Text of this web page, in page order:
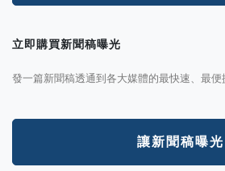
立即購買新聞稿曝光
發一篇新聞稿透通到各大媒體的最快速、最便
讓新聞稿曝光